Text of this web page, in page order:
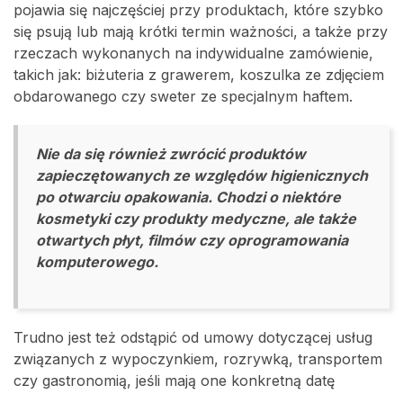
pojawia się najczęściej przy produktach, które szybko
się psują lub mają krótki termin ważności, a także przy
rzeczach wykonanych na indywidualne zamówienie,
takich jak: biżuteria z grawerem, koszulka ze zdjęciem
obdarowanego czy sweter ze specjalnym haftem.
Nie da się również zwrócić produktów
zapieczętowanych ze względów higienicznych
po otwarciu opakowania. Chodzi o niektóre
kosmetyki czy produkty medyczne, ale także
otwartych płyt, filmów czy oprogramowania
komputerowego.
Trudno jest też odstąpić od umowy dotyczącej usług
związanych z wypoczynkiem, rozrywką, transportem
czy gastronomią, jeśli mają one konkretną datę